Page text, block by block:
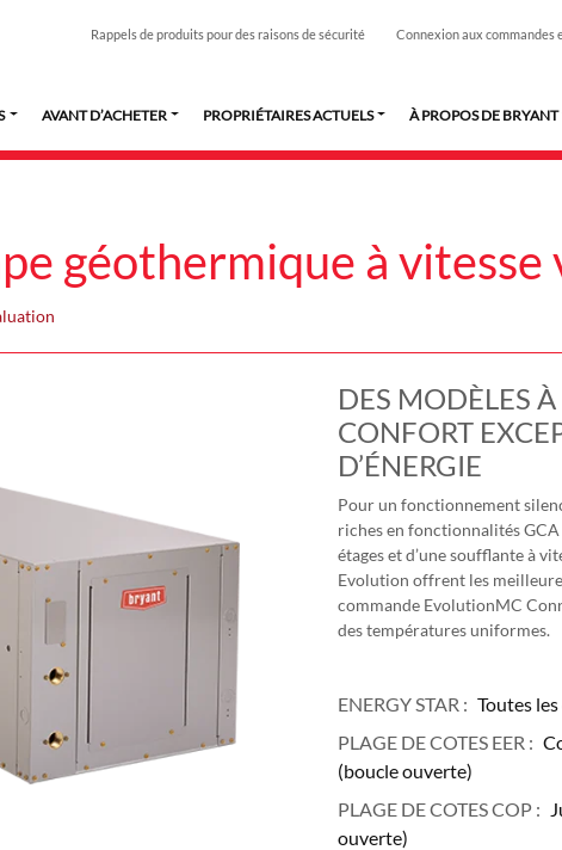
Rappels de produits pour des raisons de sécurité Connexion aux commandes
AVANT D’ACHETER PROPRIÉTAIRES ACTUELS À PROPOS DE BRYANT
géothermique à
DES MODÈLES
CONFORT
D’ÉNERGIE
Pour un fonctionnement
riches en fonctionnalités
étages et d’une soufflante à
Evolution offrent les
commande EvolutionMC
des températures uniformes.
ENERGY STAR : Toutes
PLAGE DE COTES EER :
(boucle ouverte)
PLAGE DE COTES COP :
ouverte)